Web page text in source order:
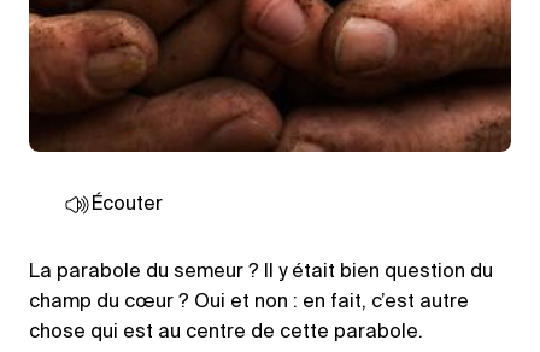
Écouter
La parabole du semeur ? Il y était bien question du
champ du cœur ? Oui et non : en fait, c’est autre
chose qui est au centre de cette parabole.